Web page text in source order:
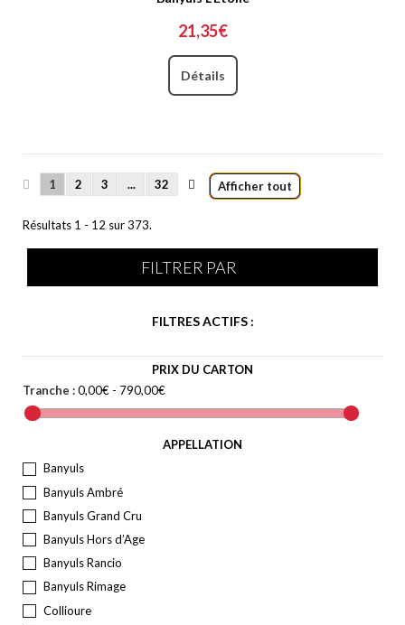
21,35€
Détails
Afficher tout
1 2 3 ... 32
Résultats 1 - 12 sur 373.
FILTRER PAR
FILTRES ACTIFS :
PRIX DU CARTON
Tranche :0,00€ - 790,00€
APPELLATION
Banyuls
Banyuls Ambré
Banyuls Grand Cru
Banyuls Hors d’Age
Banyuls Rancio
Banyuls Rimage
Collioure